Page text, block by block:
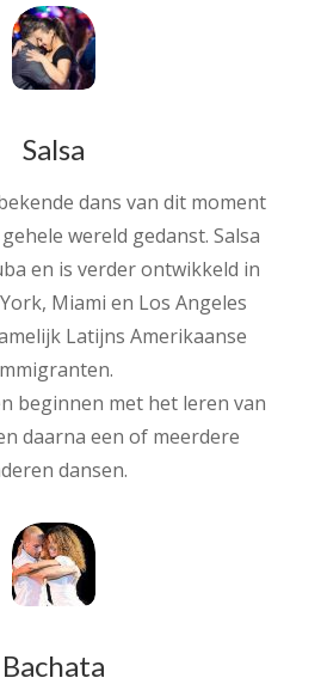
Salsa
dans van dit moment
wereld gedanst. Salsa
en is verder ontwikkeld in
Miami en Los Angeles
Latijns Amerikaanse
beginnen met het leren van
daarna een of meerdere
dansen.
Bachata